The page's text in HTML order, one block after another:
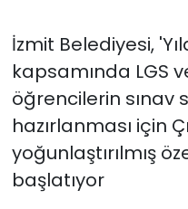
İzmit Belediyesi,
kapsamında LGS
öğrencilerin sınav
hazırlanması için
yoğunlaştırılmış
başlatıyor